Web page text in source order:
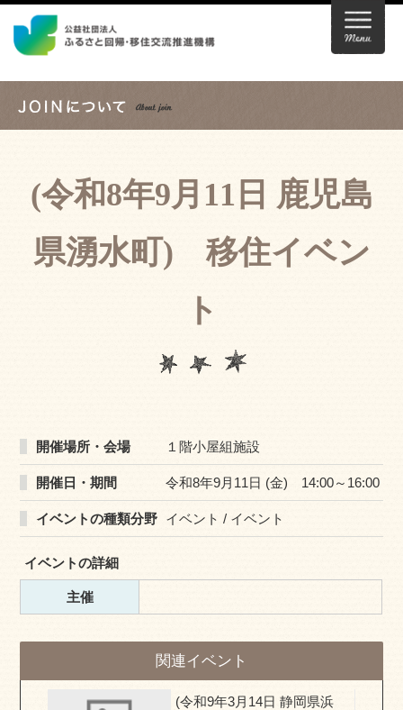
(令和8年9月11日 鹿児島
県湧水町) 移住イベン
ト
開催場所・会場 １階小屋組施設
開催日・期間 令和8年9月11日 (金) 14:00～16:00
イベントの種類分野 イベント / イベント
イベントの詳細
主催
関連イベント
(令和9年3月14日 静岡県浜